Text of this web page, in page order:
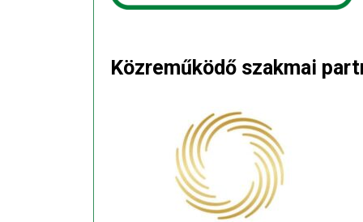
Közreműködő szakmai